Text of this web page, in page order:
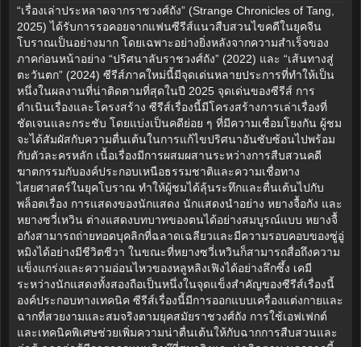
“เรื่องเล่าประหลาดจากราชวงศ์ถัง” (Strange Chronicles of Tang,
2025) ได้รับการรอคอยจากแฟนซีรีส์แนวสืบสวนไขคดีในยุคจีน
โบราณเป็นอย่างมาก โดยเฉพาะอย่างยิ่งหลังจากความสำเร็จของ
ภาคก่อนหน้าอย่าง “ปริศนาลับราชวงศ์ถัง” (2022) และ “เส้นทางสู่
ตะวันตก” (2024) ซีรีส์ภาคใหม่นี้มีจุดเด่นหลายประการที่ทำให้เป็น
หนึ่งในผลงานที่น่าติดตามที่สุดในปี 2025 จุดเด่นของซีรีส์ การ
ดำเนินเรื่องและโครงสร้าง ซีรีส์เรื่องนี้มีโครงสร้างการเล่าเรื่องที่
ชัดเจนและกระชับ โดยแบ่งเป็นคดีย่อย ๆ ที่มีความเชื่อมโยงกัน ผู้ชม
จะได้สัมผัสกับความตื่นเต้นในการแก้ไขปริศนาอันซับซ้อนไปพร้อม
กับตัวละครหลัก เนื้อเรื่องมีการผสมผสานระหว่างการสืบสวนคดี
ฆาตกรรมกับองค์ประกอบเหนือธรรมชาติและความเชื่อทาง
ไสยศาสตร์ในยุคโบราณ ทำให้ผู้ชมได้ลุ้นระทึกและตื่นเต้นไปกับ
พล็อตเรื่อง การแสดงของนักแสดง นักแสดงนำอย่าง หยางจื้อกัง และ
หยางซวี่เหวิน ต่างแสดงบทบาทของตนได้อย่างสมบูรณ์แบบ หยางจื้
อกังสามารถถ่ายทอดบุคลิกที่ฉลาดเฉลียวและมีความรอบคอบของซู่อู่
หมิงได้อย่างมีชีวิตชีวา ในขณะที่หยางซวี่เหวินก็สามารถสื่อถึงความ
แข็งแกร่งและความอ่อนไหวของหลูหลิงเฟิงได้อย่างลึกซึ้ง เคมี
ระหว่างนักแสดงทั้งสองถือเป็นหนึ่งในจุดแข็งสำคัญของซีรีส์เรื่องนี้
องค์ประกอบทางเทคนิค ซีรีส์เรื่องนี้มีการออกแบบเครื่องแต่งกายและ
ฉากที่สวยงามและสมจริงตามยุคสมัยราชวงศ์ถัง การใช้เอฟเฟกต์
และเทคนิคพิเศษช่วยเพิ่มความน่าตื่นเต้นให้กับฉากการสืบสวนและ